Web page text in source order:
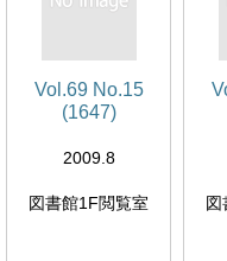
Vol.69 No.15
(1647)
2009.8
図書館1F閲覧室